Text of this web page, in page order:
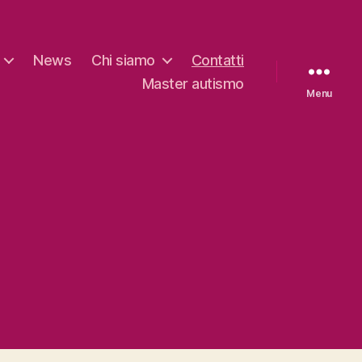
News Chi siamo
Contatti
Master autismo
Menu